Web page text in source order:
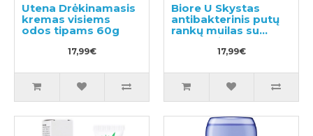
Utena Drėkinamasis
kremas visiems
odos tipams 60g
17,99€
Biore U Skystas
antibakterinis putų
rankų muilas su
lengvu citrusų
aromatu 500ml
17,99€